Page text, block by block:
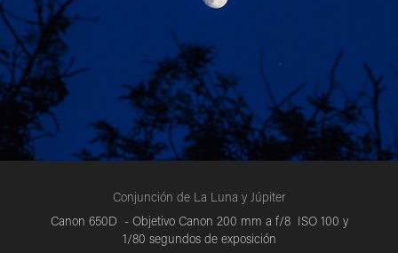
Conjunción de La Luna y Júpiter
Canon 650D - Objetivo Canon 200 mm a f/8 ISO 100 y
1/80 segundos de exposición